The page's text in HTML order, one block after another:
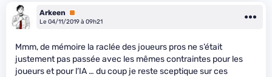
Arkeen
Premium
Le 04/11/2019 à 09h21
Mmm, de mémoire la raclée des joueurs pros ne s’était
justement pas passée avec les mêmes contraintes pour les
joueurs et pour l’IA … du coup je reste sceptique sur ces